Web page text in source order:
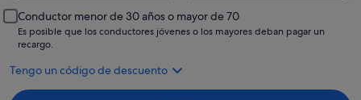
Conductor menor de 30 años o mayor de 70
Es posible que los conductores jóvenes o los mayores deban pagar un
recargo.
Tengo un código de descuento